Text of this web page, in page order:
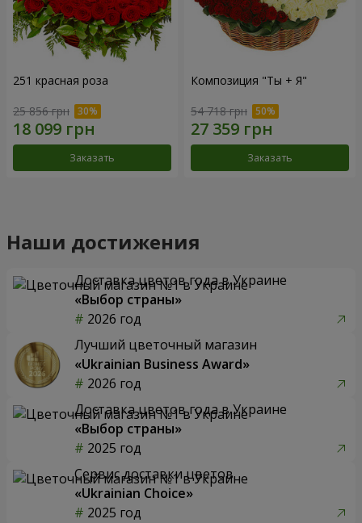
251 красная роза
25 856 грн
Заказать
Композиция "Ты + Я"
54 718 грн
Заказать
Наши достижения
Доставка цветов года в Украине
«Выбор страны»
2026 год
Лучший цветочный магазин
«Ukrainian Business Award»
2026 год
Доставка цветов года в Украине
«Выбор страны»
2025 год
Сервис доставки цветов
«Ukrainian Choice»
2025 год